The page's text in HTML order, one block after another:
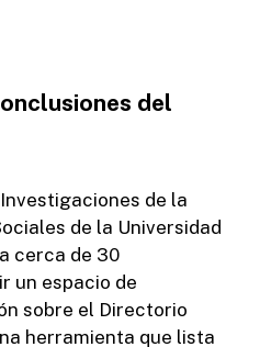
del
de la
de la Universidad
cerca de 30
un espacio de
sobre el Directorio
herramienta que lista